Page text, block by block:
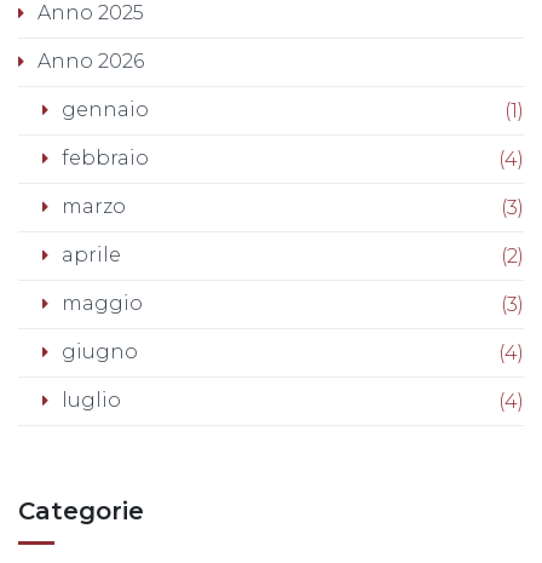
Anno 2025
Anno 2026
gennaio (1)
febbraio (4)
marzo (3)
aprile (2)
maggio (3)
giugno (4)
luglio (4)
Categorie